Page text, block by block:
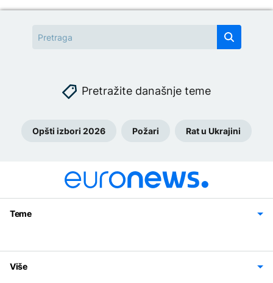
Pretražite današnje teme
Opšti izbori 2026 Požari Rat u Ukrajini
Teme
Svijet
Sport
Magazin
Više